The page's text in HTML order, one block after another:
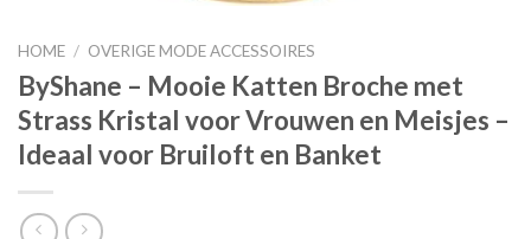
HOME / OVERIGE MODE ACCESSOIRES
ByShane – Mooie Katten Broche met
Strass Kristal voor Vrouwen en Meisjes –
Ideaal voor Bruiloft en Banket